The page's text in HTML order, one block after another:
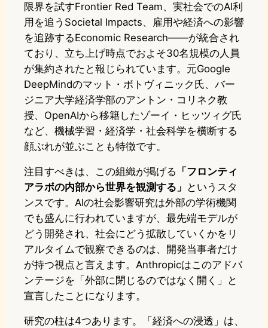
限界を試すFrontier Red Team、実社会でのAI利
用を追うSocietal Impacts、雇用や経済への影響
を追跡するEconomic Research——が統合され
ており、立ち上げ時点でおよそ30名規模の人員
が集約されたと報じられています。元Google
DeepMindのマット・ボトヴィニック氏、バー
ジニア大学経済学部のアントン・コリネク教
授、OpenAIから移籍したゾーイ・ヒッツィグ氏
など、機械学習・経済学・社会科学を横断する
顔ぶれが並ぶことも特徴です。
注目すべきは、この組織が掲げる 「フロンティ
アラボの内部から世界を観測する」 というスタ
ンスです。AIの社会影響研究は外部の学術機関
でも盛んに行われていますが、最先端モデルが
どう開発され、社会にどう拡散していくかをリ
アルタイムで観察できるのは、開発当事者だけ
が持つ視点と言えます。Anthropicはこのアドバ
ンテージを「外部に閉じるのではなく開く」と
宣言したことになります。
研究の柱は4つあります。「経済への浸透」は、